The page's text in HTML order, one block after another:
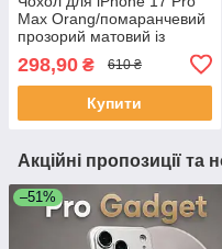
Max Orаng/помаранчевий
прозорий матовий із
захистом камери та лінз
ударостійкий
298,90 ₴ 610 ₴
Купити
Акційні пропозиції та
–51%